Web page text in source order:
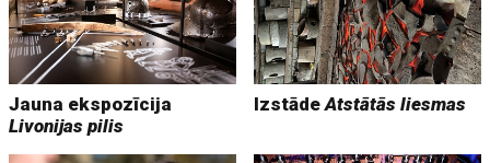
Jauna ekspozīcija
Livonijas pilis
IzstādeAtstātās liesmas